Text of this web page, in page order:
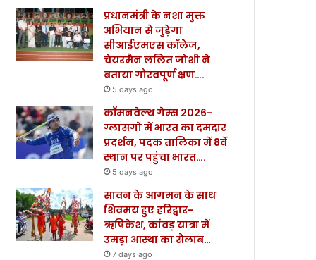
प्रधानमंत्री के नशा मुक्त
अभियान से जुड़ेगा
सीआईएमएस कॉलेज,
चेयरमैन ललित जोशी ने
बताया गौरवपूर्ण क्षण….
5 days ago
कॉमनवेल्थ गेम्स 2026-
ग्लासगो में भारत का दमदार
प्रदर्शन, पदक तालिका में 8वें
स्थान पर पहुंचा भारत….
5 days ago
सावन के आगमन के साथ
शिवमय हुए हरिद्वार-
ऋषिकेश, कांवड़ यात्रा में
उमड़ा आस्था का सैलाब…
7 days ago